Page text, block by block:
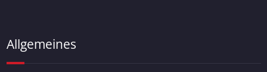
Allgemeines